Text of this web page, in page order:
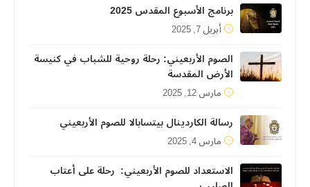
برنامج الأسبوع المقدس 2025
أبريل 7, 2025
الصوم الأربعيني: رحلة روحية للشباب في كنيسة
الأرض المقدسة
مارس 12, 2025
رسالة الكاردينال بيتسابالا للصوم الأربعيني
مارس 4, 2025
الاستعداد للصوم الأربعيني: رحلة على أعتاب